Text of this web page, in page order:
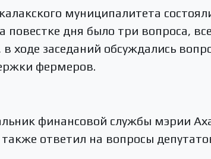
муниципалитета
повестке дня было три вопроса,
ходе заседаний обсуждались
фермеров.
финансовой службы мэрии
ответил на вопросы